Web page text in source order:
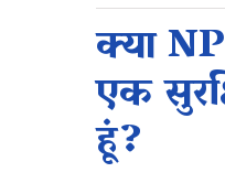
क्या
एक
हूं?